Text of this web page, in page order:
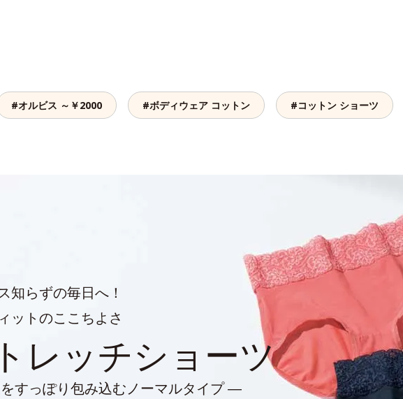
#オルビス ～￥2000 #ボディウェア コットン #コットン ショーツ
知らずの毎日へ！
ットのここちよさ
レッチショーツ
すっぽり包み込むノーマルタイプ ―